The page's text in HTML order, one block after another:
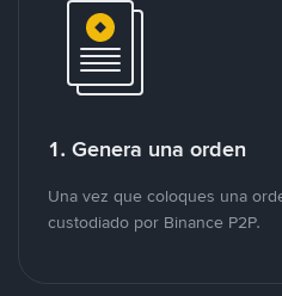
1. Genera una orden
Una vez que coloques una
custodiado por Binance P2P.